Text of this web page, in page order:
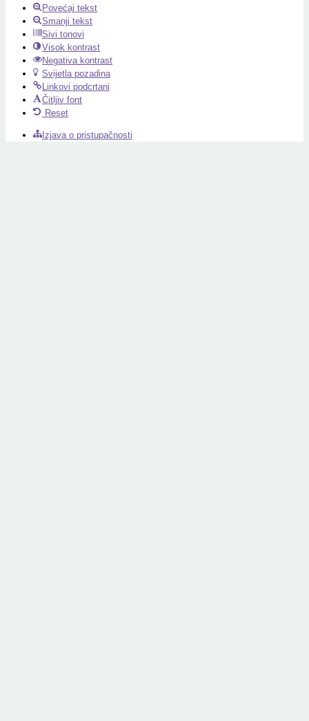
Povećaj tekst
Smanji tekst
Sivi tonovi
Visok kontrast
Negativa kontrast
Svijetla pozadina
Linkovi podcrtani
Čitljiv font
Reset
Izjava o pristupačnosti